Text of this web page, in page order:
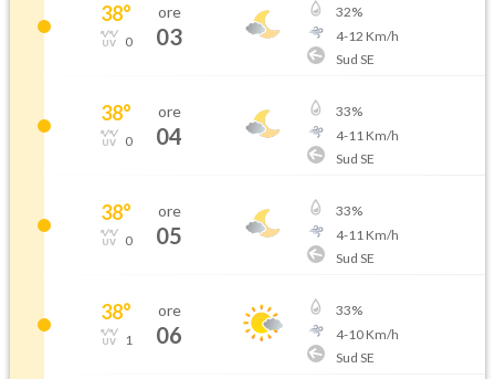
38°
0
ore
03
32%
4-12 Km/h
Sud SE
38°
0
ore
04
33%
4-11 Km/h
Sud SE
38°
0
ore
05
33%
4-11 Km/h
Sud SE
38°
1
ore
06
33%
4-10Km/h
Sud SE